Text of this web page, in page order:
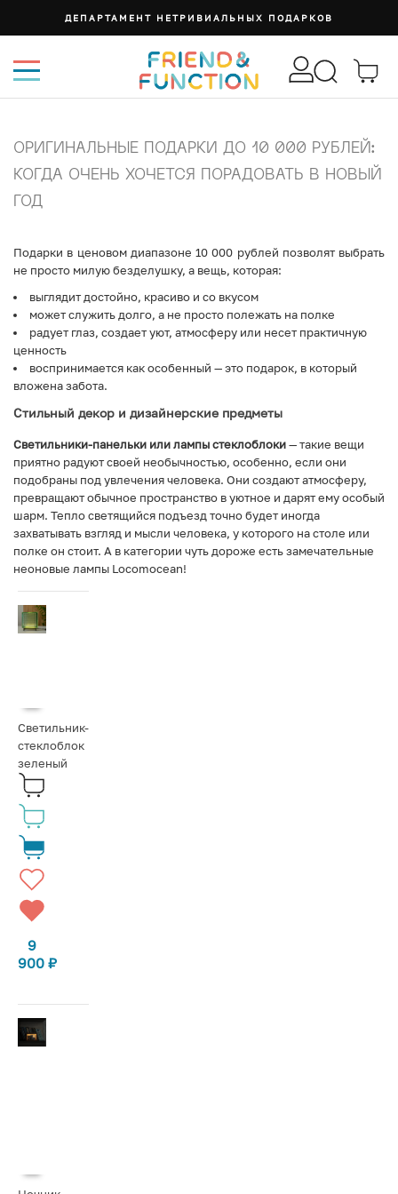
СУМКА ИЗИ
ОРИГИНАЛЬНЫЕ ПОДАРКИ ДО 10 000 РУБЛЕЙ:
КОГДА ОЧЕНЬ ХОЧЕТСЯ ПОРАДОВАТЬ В НОВЫЙ
ГОД
Подарки в ценовом диапазоне 10 000 рублей позволят выбрать
не просто милую безделушку, а вещь, которая:
выглядит достойно, красиво и со вкусом
может служить долго, а не просто полежать на полке
радует глаз, создает уют, атмосферу или несет практичную
ценность
воспринимается как особенный — это подарок, в который
вложена забота.
Стильный декор и дизайнерские предметы
Светильники-панельки или лампы стеклоблоки— такие вещи
приятно радуют своей необычностью, особенно, если они
подобраны под увлечения человека. Они создают атмосферу,
превращают обычное пространство в уютное и дарят ему особый
шарм. Тепло светящийся подъезд точно будет иногда
захватывать взгляд и мысли человека, у которого на столе или
полке он стоит. А в категории чуть дороже есть замечательные
неоновые лампы Locomocean!
Светильник-
стеклоблок
зеленый
9
900 ₽